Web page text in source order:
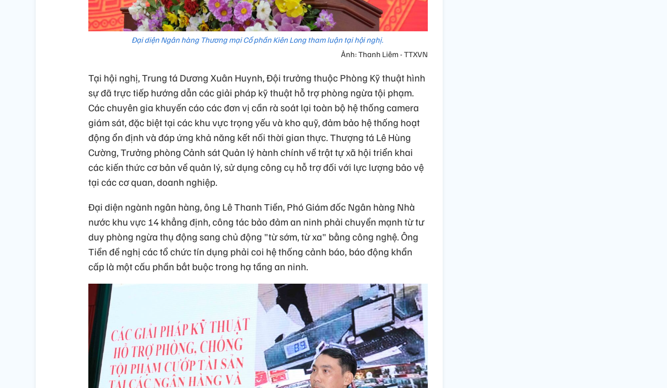
Đại diện Ngân hàng Thương mại Cổ phần Kiên Long tham luận tại hội nghị.
Ảnh: Thanh Liêm - TTXVN
Tại hội nghị, Trung tá Dương Xuân Huynh, Đội trưởng thuộc Phòng Kỹ thuật hình
sự đã trực tiếp hướng dẫn các giải pháp kỹ thuật hỗ trợ phòng ngừa tội phạm.
Các chuyên gia khuyến cáo các đơn vị cần rà soát lại toàn bộ hệ thống camera
giám sát, đặc biệt tại các khu vực trọng yếu và kho quỹ, đảm bảo hệ thống hoạt
động ổn định và đáp ứng khả năng kết nối thời gian thực. Thượng tá Lê Hùng
Cường, Trưởng phòng Cảnh sát Quản lý hành chính về trật tự xã hội triển khai
các kiến thức cơ bản về quản lý, sử dụng công cụ hỗ trợ đối với lực lượng bảo vệ
tại các cơ quan, doanh nghiệp.
Đại diện ngành ngân hàng, ông Lê Thanh Tiền, Phó Giám đốc Ngân hàng Nhà
nước khu vực 14 khẳng định, công tác bảo đảm an ninh phải chuyển mạnh từ tư
duy phòng ngừa thụ động sang chủ động "từ sớm, từ xa" bằng công nghệ. Ông
Tiền đề nghị các tổ chức tín dụng phải coi hệ thống cảnh báo, báo động khẩn
cấp là một cấu phần bắt buộc trong hạ tầng an ninh.